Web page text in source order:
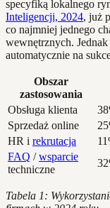
specyfiką lokalnego
Inteligencji, 2024, już
co najmniej jednego
wewnętrznych.
automatycznie na
Obszar
zastosowania
Obsługa klienta
Sprzedaż online
HR i rekrutacja
FAQ /wsparcie
techniczne
Tabela 1: